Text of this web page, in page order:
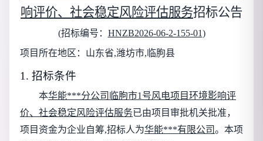
响评价、社会稳定风险评估服务招标公告
(招标编号： HNZB2026-06-2-155-01)
项目所在地区： 山东省,潍坊市,临朐县
1. 招标条件
本华能***分公司临朐市1号风电项目环境影响评
价、社会稳定风险评估服务已由项目审批机关批准，
项目资金为企业自筹,招标人为华能***有限公司。本项